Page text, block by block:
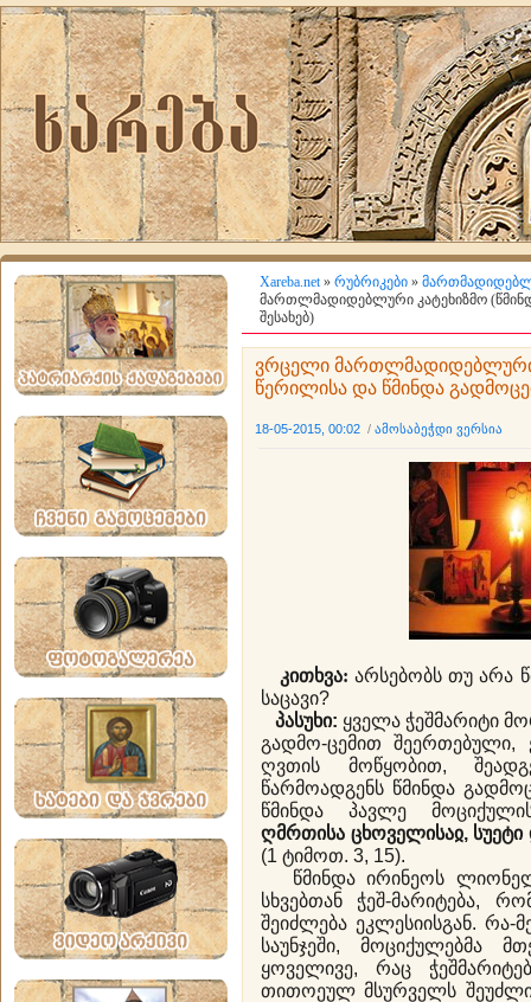
Xareba.net» რუბრიკები »
მართლმადიდებლური კატეხიზმო
შესახებ)
ვრცელი მართლმადიდებლური
წერილისა და წმინდა
18-05-2015, 00:02 / ამოსაბეჭდი ვერსია
კითხვა: არსებობს თუ არა
საცავი?
პასუხი: ყველა ჭეშმარიტი
გადმო-ცემით
ღვთის მოწყობით,
წარმოადგენს წმინდა
წმინდა პავლე
ღმრთისა ცხოველისაჲ, სუეტი
(1 ტიმოთ. 3, 15).
წმინდა ირინეოს
სხვებთან ჭეშ-მარიტება,
შეიძლება ეკლესიისგან.
საუნჯეში, მოციქულებმა
ყოველივე, რაც
თითოეულ მსურველს